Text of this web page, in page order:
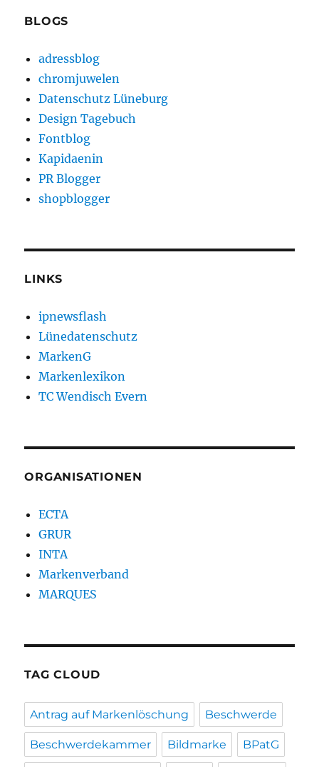
BLOGS
adressblog
chromjuwelen
Datenschutz Lüneburg
Design Tagebuch
Fontblog
Kapidaenin
PR Blogger
shopblogger
LINKS
ipnewsflash
Lünedatenschutz
MarkenG
Markenlexikon
TC Wendisch Evern
ORGANISATIONEN
ECTA
GRUR
INTA
Markenverband
MARQUES
TAG CLOUD
Antrag auf Markenlöschung Beschwerde
Beschwerdekammer Bildmarke BPatG